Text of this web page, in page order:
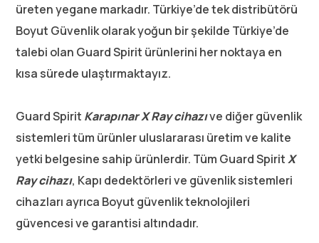
üreten yegane markadır. Türkiye’de tek distribütörü
Boyut Güvenlik olarak yoğun bir şekilde Türkiye’de
talebi olan Guard Spirit ürünlerini her noktaya en
kısa sürede ulaştırmaktayız.
Guard Spirit KarapınarX Ray cihazıve diğer güvenlik
sistemleri tüm ürünler uluslararası üretim ve kalite
yetki belgesine sahip ürünlerdir. Tüm Guard SpiritX
Ray cihazı, Kapı dedektörleri ve güvenlik sistemleri
cihazları ayrıca Boyut güvenlik teknolojileri
güvencesi ve garantisi altındadır.